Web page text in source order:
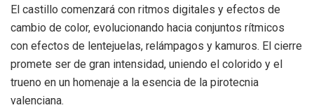
El castillo comenzará con ritmos digitales y efectos de
cambio de color, evolucionando hacia conjuntos rítmicos
con efectos de lentejuelas, relámpagos y kamuros. El cierre
promete ser de gran intensidad, uniendo el colorido y el
trueno en un homenaje a la esencia de la pirotecnia
valenciana.